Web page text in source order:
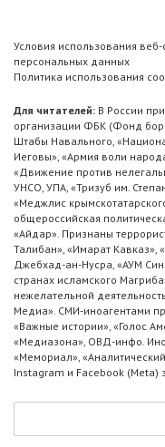
Условия использования
персональных данных
Политика использования
Для читателей: В России
организации ФБК (Фонд
Штабы Навального,
Иеговы», «Армия воли
«Движение против
УНСО, УПА, «Тризуб им.
«Меджлис
общероссийская
«Айдар». Признаны
Талибан», «Имарат Кавказ»,
Джебхад-ан-Нусра, «АУМ
странах исламского
нежелательной
Медиа». СМИ-иноагентами
«Важные истории», «Голос
«Медиазона», ОВД-инфо.
«Мемориал»,
Instagram и Facebook (Metа)